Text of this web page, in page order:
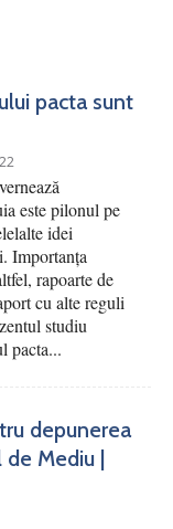
pacta sunt
este pilonul pe
idei
Importanța
rapoarte de
cu alte reguli
studiu
pacta...
depunerea
Mediu |